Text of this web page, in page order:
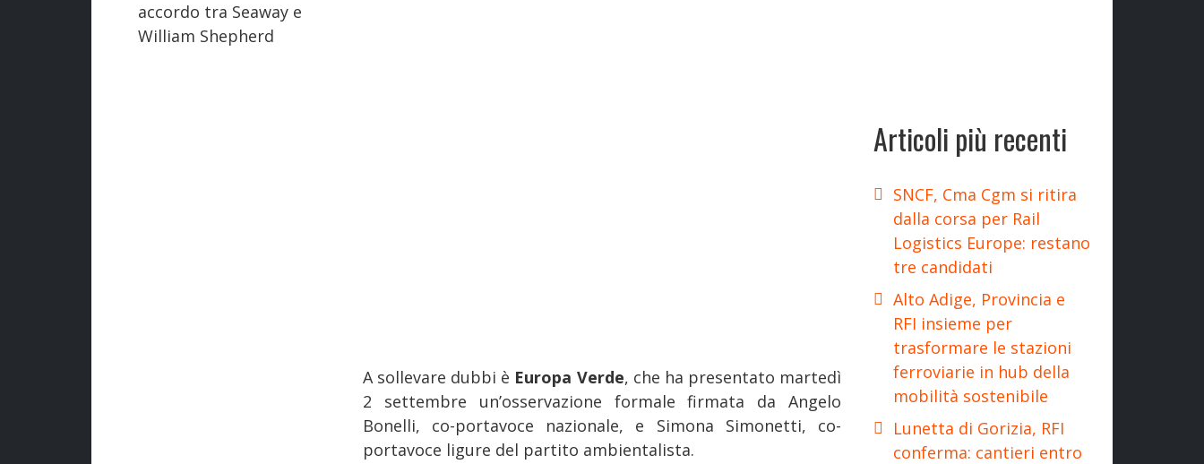
accordo tra Seaway e
William Shepherd
A sollevare dubbi è Europa Verde, che ha presentato martedì
2 settembre un’osservazione formale firmata da Angelo
Bonelli, co-portavoce nazionale, e Simona Simonetti, co-
portavoce ligure del partito ambientalista.
Articoli più recenti
SNCF, Cma Cgm si ritira
dalla corsa per Rail
Logistics Europe: restano
tre candidati
Alto Adige, Provincia e
RFI insieme per
trasformare le stazioni
ferroviarie in hub della
mobilità sostenibile
Lunetta di Gorizia, RFI
conferma: cantieri entro